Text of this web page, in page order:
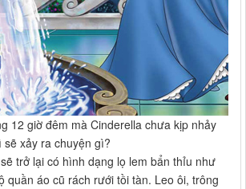
12 giờ đêm mà Cinderella chưa kịp nhảy
xảy ra chuyện gì?
trở lại có hình dạng lọ lem bẩn thỉu như
quần áo cũ rách rưới tồi tàn. Leo ôi, trông